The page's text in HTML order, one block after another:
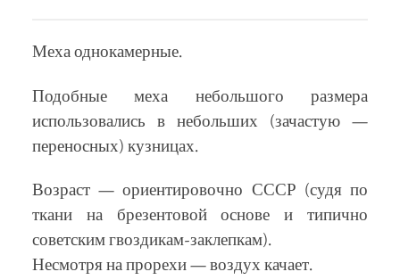
Меха однокамерные.
Подобные меха небольшого размера
использовались в небольших (зачастую —
переносных) кузницах.
Возраст — ориентировочно СССР (судя по
ткани на брезентовой основе и типично
советским гвоздикам-заклепкам).
Несмотря на прорехи — воздух качает.